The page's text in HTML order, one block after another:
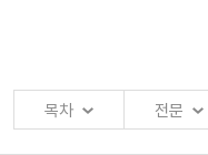
목차 전문